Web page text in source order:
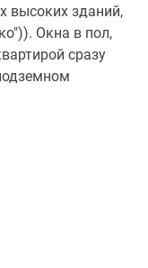
высоких зданий,
Окна в пол,
сразу